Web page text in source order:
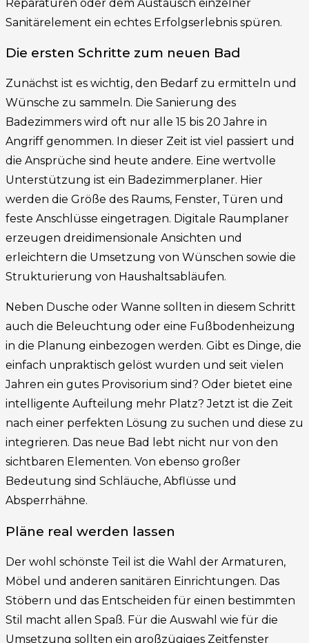
Reparaturen oder dem Austausch einzelner
Sanitärelement ein echtes Erfolgserlebnis spüren.
Die ersten Schritte zum neuen Bad
Zunächst ist es wichtig, den Bedarf zu ermitteln und
Wünsche zu sammeln. Die Sanierung des
Badezimmers wird oft nur alle 15 bis 20 Jahre in
Angriff genommen. In dieser Zeit ist viel passiert und
die Ansprüche sind heute andere. Eine wertvolle
Unterstützung ist ein Badezimmerplaner. Hier
werden die Größe des Raums, Fenster, Türen und
feste Anschlüsse eingetragen. Digitale Raumplaner
erzeugen dreidimensionale Ansichten und
erleichtern die Umsetzung von Wünschen sowie die
Strukturierung von Haushaltsabläufen.
Neben Dusche oder Wanne sollten in diesem Schritt
auch die Beleuchtung oder eine Fußbodenheizung
in die Planung einbezogen werden. Gibt es Dinge, die
einfach unpraktisch gelöst wurden und seit vielen
Jahren ein gutes Provisorium sind? Oder bietet eine
intelligente Aufteilung mehr Platz? Jetzt ist die Zeit
nach einer perfekten Lösung zu suchen und diese zu
integrieren. Das neue Bad lebt nicht nur von den
sichtbaren Elementen. Von ebenso großer
Bedeutung sind Schläuche, Abflüsse und
Absperrhähne.
Pläne real werden lassen
Der wohl schönste Teil ist die Wahl der Armaturen,
Möbel und anderen sanitären Einrichtungen. Das
Stöbern und das Entscheiden für einen bestimmten
Stil macht allen Spaß. Für die Auswahl wie für die
Umsetzung sollten ein großzügiges Zeitfenster